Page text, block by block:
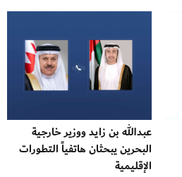
عبدالله بن زايد ووزير خارجية
البحرين يبحثان هاتفياً التطورات
الإقليمية